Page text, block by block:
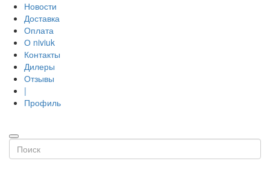
Новости
Доставка
Оплата
О niviuk
Контакты
Дилеры
Отзывы
|
Профиль